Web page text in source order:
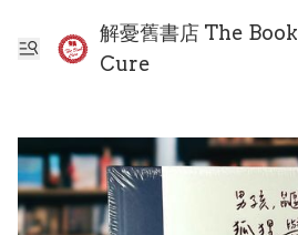
解憂舊書店 The Book
Cure